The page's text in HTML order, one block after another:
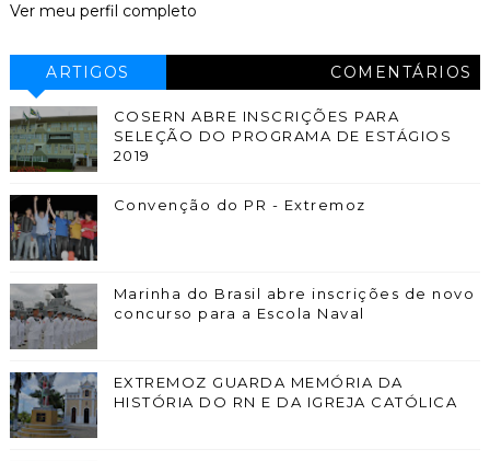
Ver meu perfil completo
ARTIGOS COMENTÁRIOS
COSERN ABRE INSCRIÇÕES PARA
SELEÇÃO DO PROGRAMA DE ESTÁGIOS
2019
Convenção do PR - Extremoz
Marinha do Brasil abre inscrições de novo
concurso para a Escola Naval
EXTREMOZ GUARDA MEMÓRIA DA
HISTÓRIA DO RN E DA IGREJA CATÓLICA